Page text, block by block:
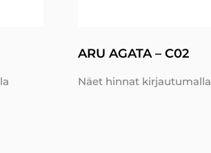
ARU AGATA – C02
Näet hinnat kirjautumalla